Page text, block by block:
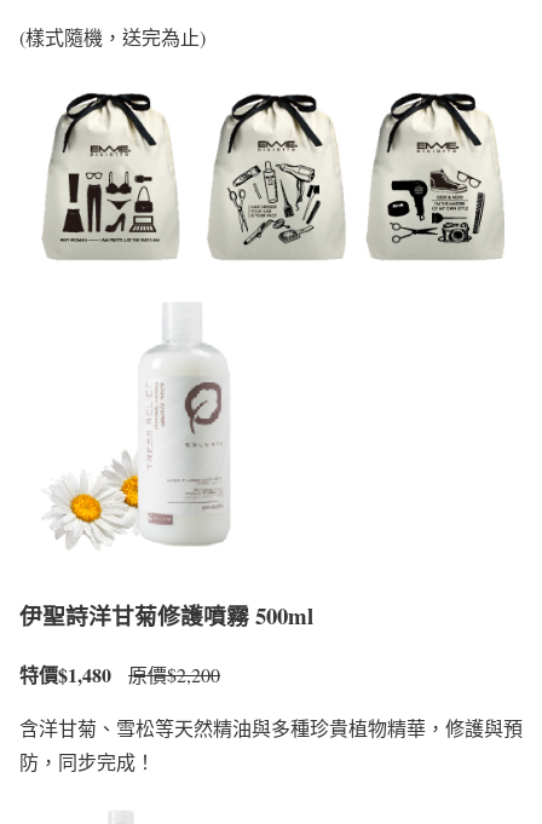
(樣式隨機，送完為止)
伊聖詩洋甘菊修護噴霧 500ml
特價$1,480 原價$2,200
含洋甘菊、雪松等天然精油與多種珍貴植物精華，修護與預
防，同步完成！